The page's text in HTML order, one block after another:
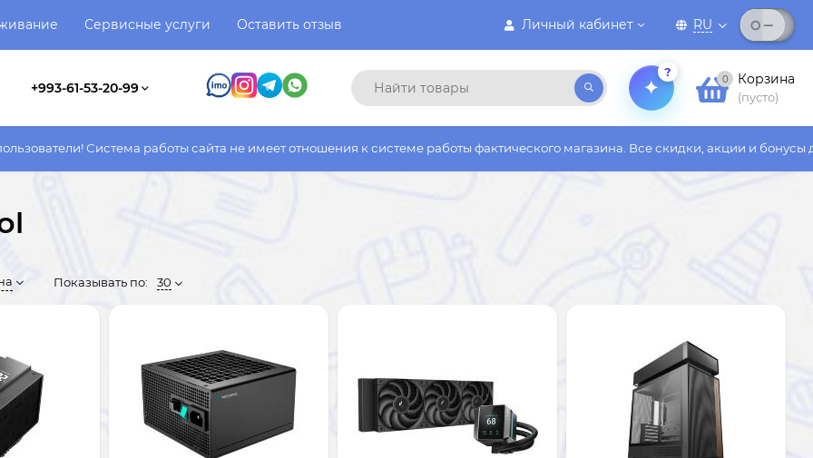
Личный кабинет RU
Сервисные услуги Оставить отзыв
+993-61-53-20-99
?
0 Корзина
(пусто)
работы сайта не имеет отношения к системе работы фактического магазина. Все скидки, акции и бонусы действуют только
Показывать по: 30